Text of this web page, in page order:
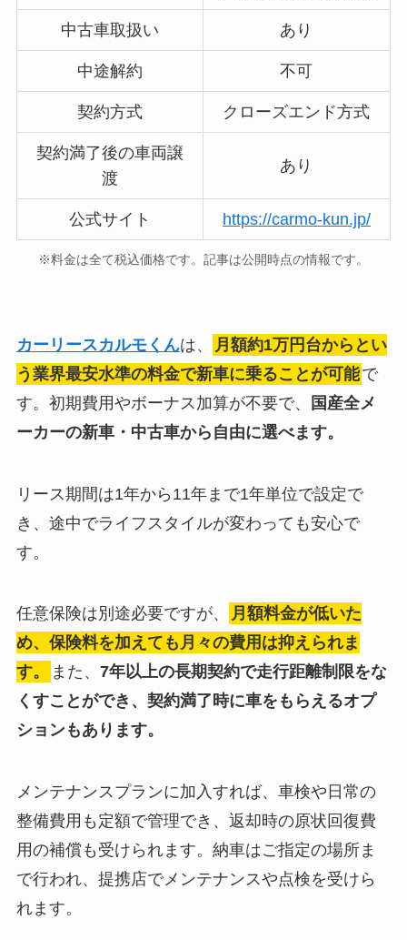
中古車取扱い あり
中途解約 不可
契約方式 クローズエンド方式
契約満了後の車両譲
渡
あり
公式サイト https://carmo-kun.jp/
※料金は全て税込価格です。記事は公開時点の情報です。
カーリースカルモくんは、
月額約1万円台からとい
う業界最安水準の料金で新車に乗ることが可能で
す。初期費用やボーナス加算が不要で、
国産全メ
ーカーの新車・中古車から自由に選べます。
リース期間は1年から11年まで1年単位で設定で
き、途中でライフスタイルが変わっても安心で
す。
任意保険は別途必要ですが、
月額料金が低いた
め、保険料を加えても月々の費用は抑えられま
す。
また、 7年以上の長期契約で走行距離制限をな
くすことができ、契約満了時に車をもらえるオプ
ションもあります。
メンテナンスプランに加入すれば、車検や日常の
整備費用も定額で管理でき、返却時の原状回復費
用の補償も受けられます。納車はご指定の場所ま
で行われ、提携店でメンテナンスや点検を受けら
れます。